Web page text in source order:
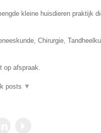
kleine huisdieren praktijk
Chirurgie,
op afspraak.
posts ▼